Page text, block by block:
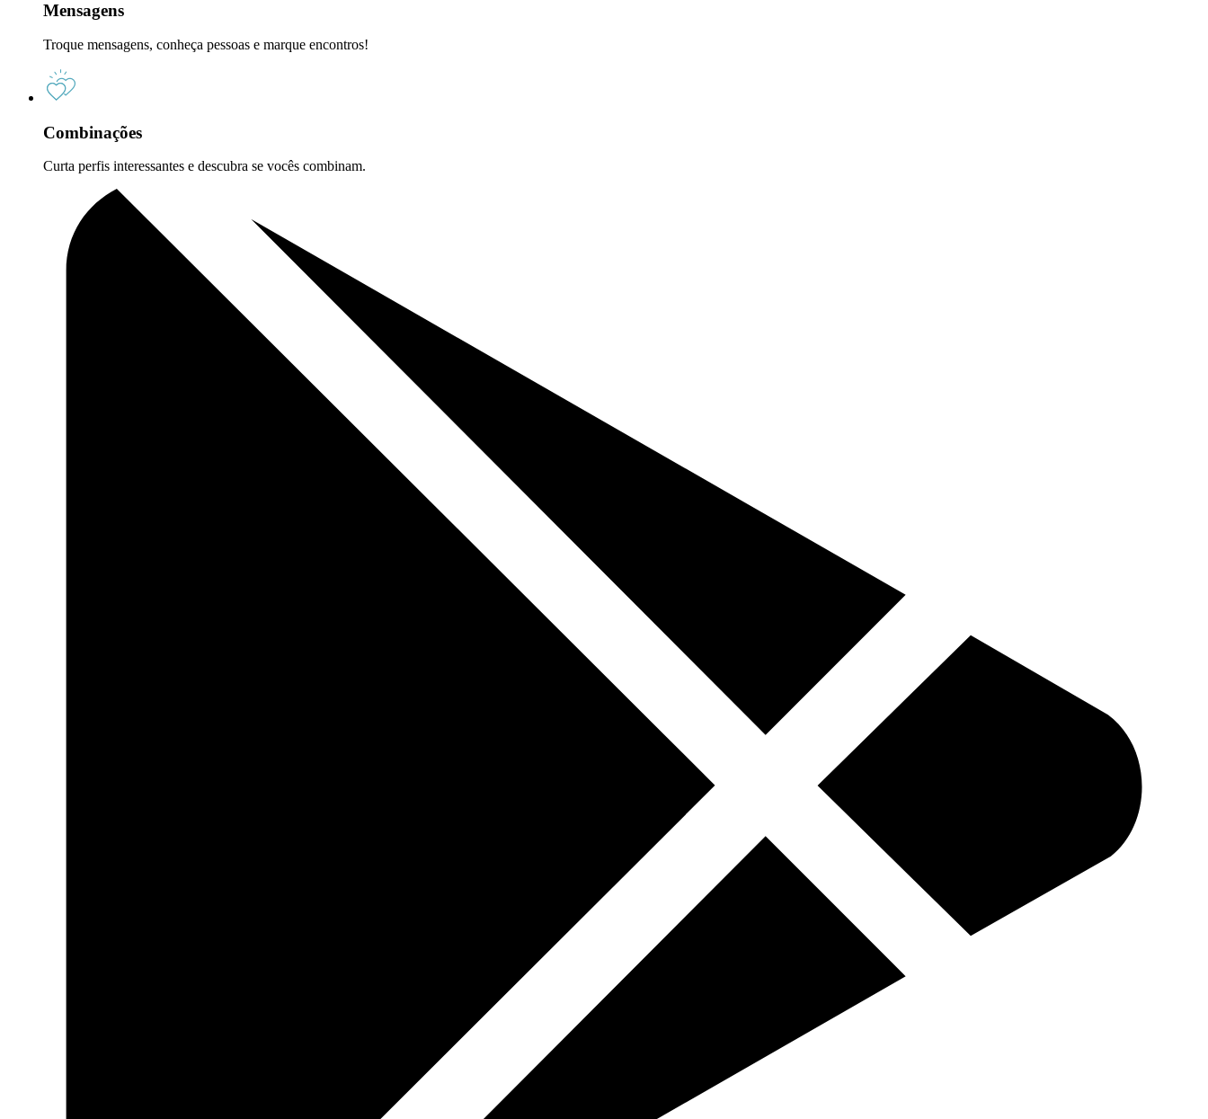
Mensagens
Troque mensagens, conheça pessoas e marque encontros!
Combinações
Curta perfis interessantes e descubra se vocês combinam.